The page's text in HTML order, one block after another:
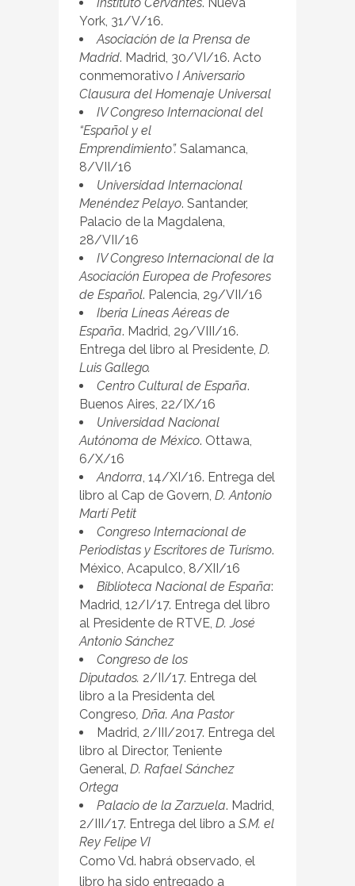
York, 31/V/16.
Asociación de la Prensa de
Madrid. Madrid, 30/VI/16. Acto
conmemorativo I Aniversario
Clausura del Homenaje Universal
IV Congreso Internacional del
“Español y el
Emprendimiento”. Salamanca,
8/VII/16
Universidad Internacional
Menéndez Pelayo. Santander,
Palacio de la Magdalena,
28/VII/16
IV Congreso Internacional de la
Asociación Europea de Profesores
de Español. Palencia, 29/VII/16
Iberia Líneas Aéreas de
España. Madrid, 29/VIII/16.
Entrega del libro al Presidente, D.
Luis Gallego.
Centro Cultural de España.
Buenos Aires, 22/IX/16
Universidad Nacional
Autónoma de México. Ottawa,
6/X/16
Andorra , 14/XI/16. Entrega del
libro al Cap de Govern, D. Antonio
Martí Petit
Congreso Internacional de
Periodistas y Escritores de Turismo.
México, Acapulco, 8/XII/16
Biblioteca Nacional de España:
Madrid, 12/I/17. Entrega del libro
al Presidente de RTVE, D. José
Antonio Sánchez
Congreso de los
Diputados. 2/II/17. Entrega del
libro a la Presidenta del
Congreso , Dña. Ana Pastor
Madrid, 2/III/2017. Entrega del
libro al Director, Teniente
General, D. Rafael Sánchez
Ortega
Palacio de la Zarzuela. Madrid,
2/III/17. Entrega del libro a S.M. el
Rey Felipe VI
Como Vd. habrá observado, el
libro ha sido entregado a